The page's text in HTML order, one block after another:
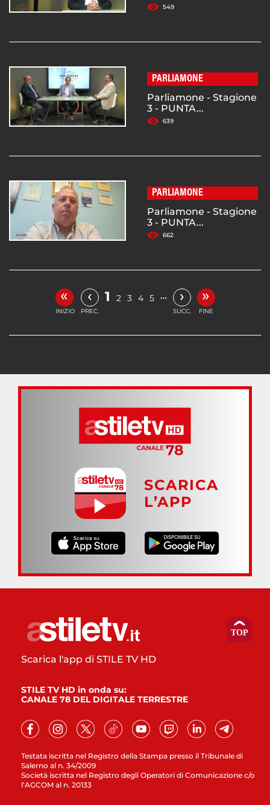
549
PARLIAMONE
Parliamone - Stagione
3 - PUNTA...
639
PARLIAMONE
Parliamone - Stagione
3 - PUNTA...
662
«
INIZIO
‹
PREC.
1 2 3 4 5 … ›
SUCC.
»
FINE
SCARICA
L’APP
Testata iscritta nel Registro della Stampa presso il Tribunale di
Salerno al n. 34/2009
Società iscritta nel Registro degli Operatori di Comunicazione c/o
l’AGCOM al n. 20133
Scarica l'app di STILE TV HD
STILE TV HD in onda su:
CANALE 78 DEL DIGITALE TERRESTRE